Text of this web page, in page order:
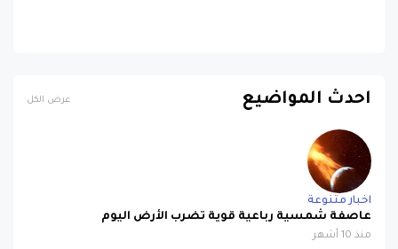
احدث المواضيع عرض الكل
اخبار متنوعة
عاصفة شمسية رباعية قوية تضرب الأرض اليوم
منذ 10 أشهر